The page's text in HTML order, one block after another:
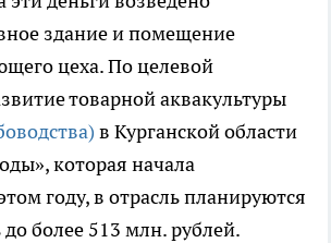
здание и помещение
цеха. По целевой
товарной аквакультуры
в Курганской области
которая начала
году, в отрасль планируются
более 513 млн. рублей.